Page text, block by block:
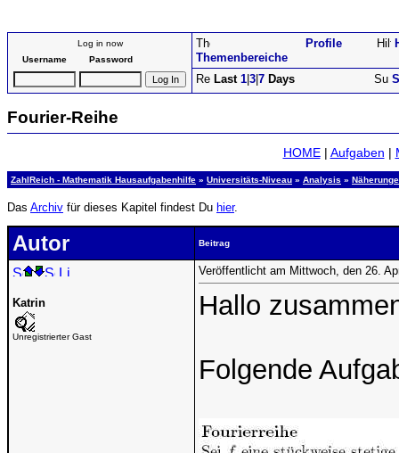
Log in now
Username
Password Themenbereiche
Profile
Last 1 3 7 Days
Fourier-Reihe
HOME| Aufgaben |
ZahlReich - Mathematik Hausaufgabenhilfe » Universitäts-Niveau » Analysis »
Das Archiv für dieses Kapitel findest Du hier.
Autor Beitrag
Katrin
Unregistrierter Gast
Veröffentlicht am Mittwoch, den 26.
Hallo
Folgende